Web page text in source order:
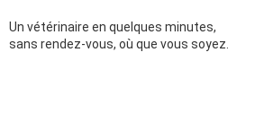
Un vétérinaire en quelques minutes,
sans rendez-vous, où que vous soyez.